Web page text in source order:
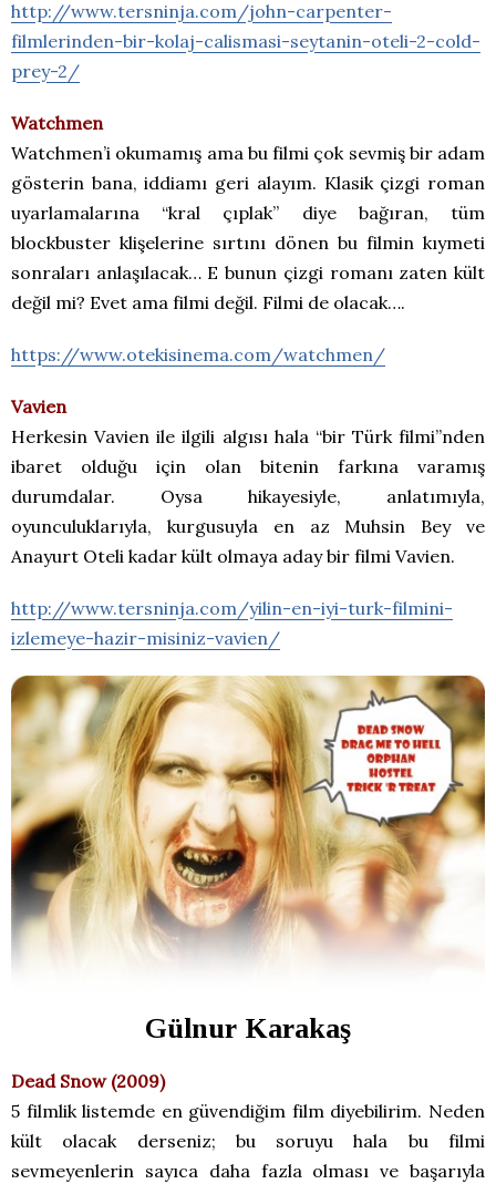
http://www.tersninja.com/john-carpenter-
filmlerinden-bir-kolaj-calismasi-seytanin-oteli-2-cold-
prey-2/
Watchmen
Watchmen’i okumamış ama bu filmi çok sevmiş bir adam
gösterin bana, iddiamı geri alayım. Klasik çizgi roman
uyarlamalarına “kral çıplak” diye bağıran, tüm
blockbuster klişelerine sırtını dönen bu filmin kıymeti
sonraları anlaşılacak… E bunun çizgi romanı zaten kült
değil mi? Evet ama filmi değil. Filmi de olacak….
https://www.otekisinema.com/watchmen/
Vavien
Herkesin Vavien ile ilgili algısı hala “bir Türk filmi”nden
ibaret olduğu için olan bitenin farkına varamış
durumdalar. Oysa hikayesiyle, anlatımıyla,
oyunculuklarıyla, kurgusuyla en az Muhsin Bey ve
Anayurt Oteli kadar kült olmaya aday bir filmi Vavien.
http://www.tersninja.com/yilin-en-iyi-turk-filmini-
izlemeye-hazir-misiniz-vavien/
Gülnur Karakaş
Dead Snow (2009)
5 filmlik listemde en güvendiğim film diyebilirim. Neden
kült olacak derseniz; bu soruyu hala bu filmi
sevmeyenlerin sayıca daha fazla olması ve başarıyla